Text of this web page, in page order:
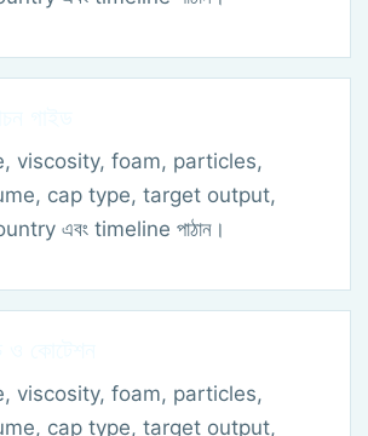
viscosity, foam, particles,
cap type, target output,
এবং timeline পাঠান।
viscosity, foam, particles,
cap type, target output,